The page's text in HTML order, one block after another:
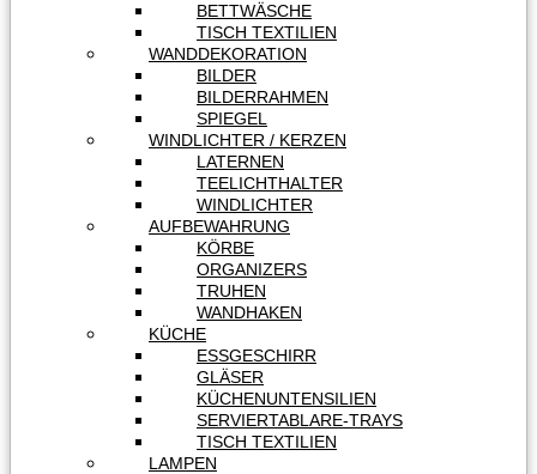
BETTWÄSCHE
TISCH TEXTILIEN
WANDDEKORATION
BILDER
BILDERRAHMEN
SPIEGEL
WINDLICHTER / KERZEN
LATERNEN
TEELICHTHALTER
WINDLICHTER
AUFBEWAHRUNG
KÖRBE
ORGANIZERS
TRUHEN
WANDHAKEN
KÜCHE
ESSGESCHIRR
GLÄSER
KÜCHENUNTENSILIEN
SERVIERTABLARE-TRAYS
TISCH TEXTILIEN
LAMPEN